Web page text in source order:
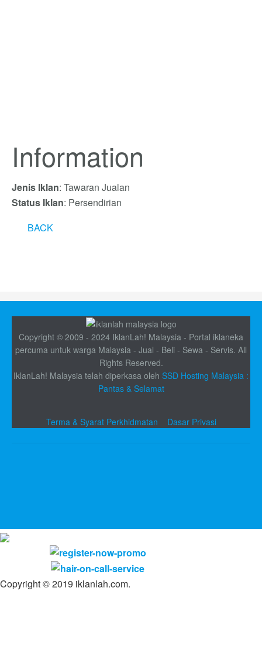
Information
Jenis Iklan: Tawaran Jualan
Status Iklan: Persendirian
BACK
Copyright © 2009 - 2024 IklanLah! Malaysia - Portal iklaneka
percuma untuk warga Malaysia - Jual - Beli - Sewa - Servis. All
Rights Reserved.
IklanLah! Malaysia telah diperkasa oleh SSD Hosting Malaysia :
Pantas & Selamat
Terma & Syarat Perkhidmatan Dasar Privasi
Copyright © 2019 iklanlah.com.